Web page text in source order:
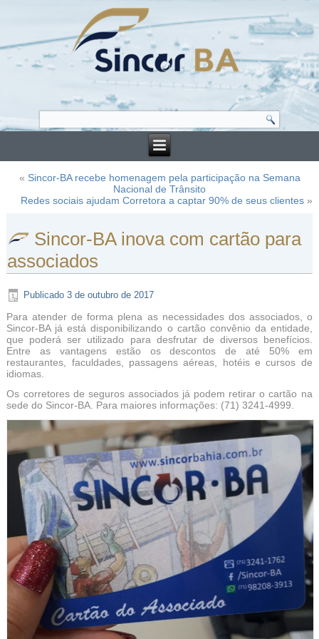
« Sincor-BA recebe homenagem pela participação na Semana
Nacional de Trânsito
Redes sociais ajudam Corretora a captar 90% de seus clientes»
Sincor-BA inova com cartão para
associados
Publicado 3 de outubro de 2017
Para atender de forma plena as necessidades dos associados, o
Sincor-BA já está disponibilizando o cartão convênio da entidade,
que poderá ser utilizado para desfrutar de diversos benefícios.
Entre as vantagens estão os descontos de até 50% em
restaurantes, faculdades, passagens aéreas, hotéis e cursos de
idiomas.
Os corretores de seguros associados já podem retirar o cartão na
sede do Sincor-BA. Para maiores informações: (71) 3241-4999.